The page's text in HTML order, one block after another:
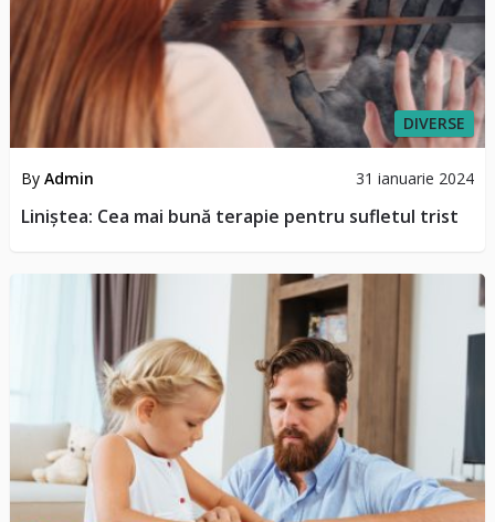
DIVERSE
By Admin 31 ianuarie 2024
Liniștea: Cea mai bună terapie pentru sufletul trist